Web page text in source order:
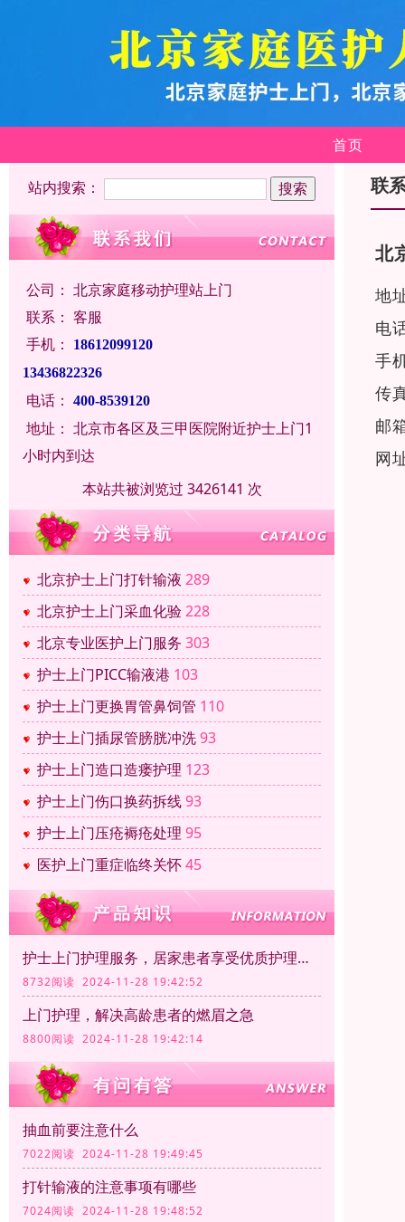
首页
站内搜索：
公司： 北京家庭移动护理站上门
联系： 客服
手机：
18612099120
13436822326
电话： 400-8539120
地址： 北京市各区及三甲医院附近护士上门1
小时内到达
本站共被浏览过 3426141 次
北京护士上门打针输液 289
北京护士上门采血化验228
北京专业医护上门服务 303
护士上门PICC输液港 103
护士上门更换胃管鼻饲管 110
护士上门插尿管膀胱冲洗93
护士上门造口造瘘护理 123
护士上门伤口换药拆线93
护士上门压疮褥疮处理 95
医护上门重症临终关怀45
护士上门护理服务，居家患者享受优质护理服务
8732阅读 2024-11-28 19:42:52
上门护理，解决高龄患者的燃眉之急
8800阅读 2024-11-28 19:42:14
抽血前要注意什么
7022阅读 2024-11-28 19:49:45
打针输液的注意事项有哪些
7024阅读 2024-11-28 19:48:52
联
北
地
电
手
传
邮
网